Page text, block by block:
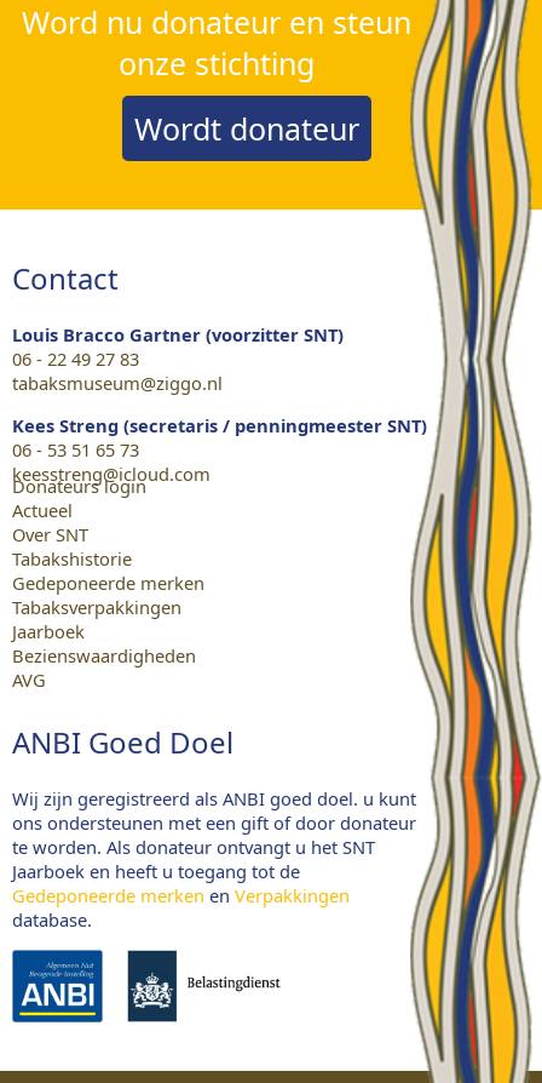
Word nu donateur en steun
onze stichting
Wordt donateur
Contact
Louis Bracco Gartner (voorzitter SNT)
06 - 22 49 27 83
tabaksmuseum@ziggo.nl
Kees Streng (secretaris / penningmeester SNT)
06 - 53 51 65 73
keesstreng@icloud.com
Donateurs login
Actueel
Over SNT
Tabakshistorie
Gedeponeerde merken
Tabaksverpakkingen
Jaarboek
Bezienswaardigheden
AVG
ANBI Goed Doel
Wij zijn geregistreerd als ANBI goed doel. u kunt
ons ondersteunen met een gift of door donateur
te worden. Als donateur ontvangt u het SNT
Jaarboek en heeft u toegang tot de
Gedeponeerde merken en Verpakkingen
database.